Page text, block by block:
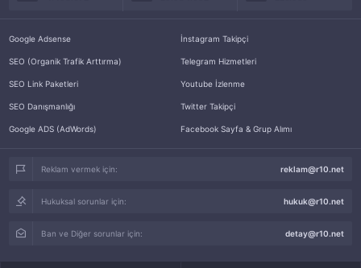
Google Adsense
SEO (Organik Trafik Arttırma)
SEO Link Paketleri
SEO Danışmanlığı
Google ADS (AdWords)
İnstagram Takipçi
Telegram Hizmetleri
Youtube İzlenme
Twitter Takipçi
Facebook Sayfa & Grup Alımı
Reklam vermek için: reklam@r10.net
Hukuksal sorunlar için: hukuk@r10.net
Ban ve Diğer sorunlar için: detay@r10.net